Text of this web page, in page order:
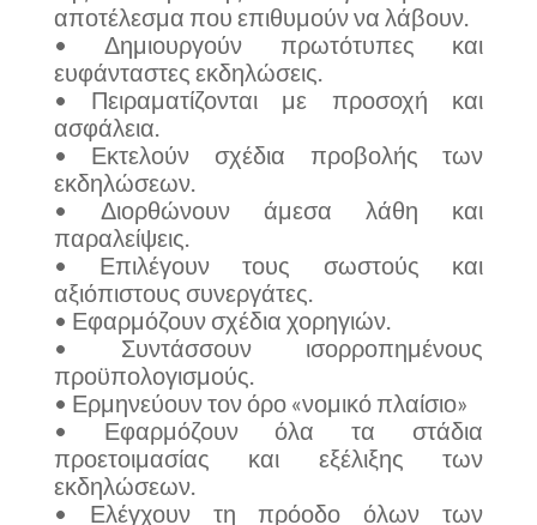
αποτέλεσμα που επιθυμούν να λάβουν.
• Δημιουργούν πρωτότυπες και
ευφάνταστες εκδηλώσεις.
• Πειραματίζονται με προσοχή και
ασφάλεια.
• Εκτελούν σχέδια προβολής των
εκδηλώσεων.
• Διορθώνουν άμεσα λάθη και
παραλείψεις.
• Επιλέγουν τους σωστούς και
αξιόπιστους συνεργάτες.
• Εφαρμόζουν σχέδια χορηγιών.
• Συντάσσουν ισορροπημένους
προϋπολογισμούς.
• Ερμηνεύουν τον όρο «νομικό πλαίσιο»
• Εφαρμόζουν όλα τα στάδια
προετοιμασίας και εξέλιξης των
εκδηλώσεων.
• Ελέγχουν τη πρόοδο όλων των